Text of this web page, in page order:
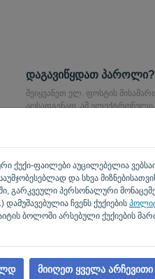
ქუქი-ფაილები აუცილებელია
და სხვა
გარკვეული პერსონალური
ჩვენს ქუქიების
ბოლოში არსებული ქუქიების
მიიღეთ ყველა არჩევითი
დაგავიწყდათ პაროლი?
შეიყვანეთ ელ. ფოსტის
აღსადგენად. ამ ელექტრონული
ბმული, რომელიც შეგიძლიათ
თქვენ არ ხართ კომპიუტერი?